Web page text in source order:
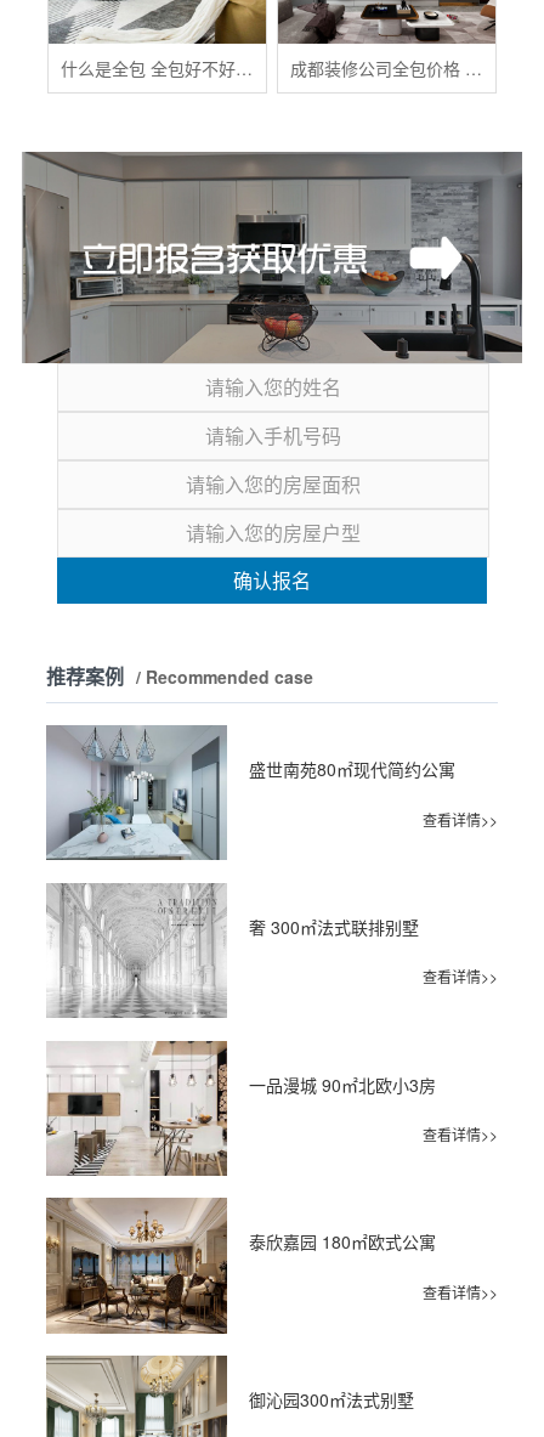
什么是全包 全包好不好 全包装修注意事项有哪些 成都装修公司全包价格 成都全包装修多少钱一平
确认报名
推荐案例 / Recommended case
盛世南苑80㎡现代简约公寓
查看详情>>
奢 300㎡法式联排别墅
查看详情>>
一品漫城 90㎡北欧小3房
查看详情>>
泰欣嘉园 180㎡欧式公寓
查看详情>>
御沁园300㎡法式别墅